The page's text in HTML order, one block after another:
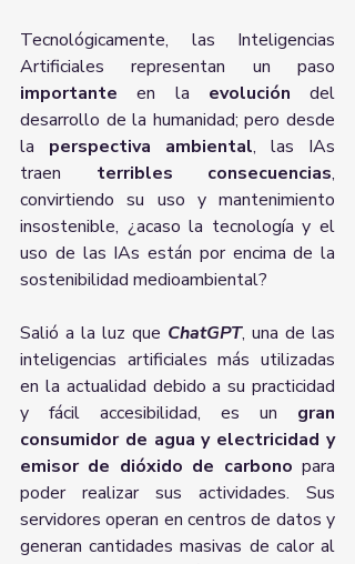
Tecnológicamente, las Inteligencias
importante en la evolución del
desarrollo de la humanidad; pero desde
la perspectiva ambiental, las IAs
traen terribles consecuencias,
convirtiendo su uso y mantenimiento
insostenible, ¿acaso la tecnología y el
uso de las IAs están por encima de la
sostenibilidad medioambiental?
Salió a la luz que ChatGPT, una de las
inteligencias artificiales más utilizadas
en la actualidad debido a su practicidad
y fácil accesibilidad, es un gran
consumidor de agua y electricidad y
emisor de dióxido de carbono para
poder realizar sus actividades. Sus
servidores operan en centros de datos y
generan cantidades masivas de calor al